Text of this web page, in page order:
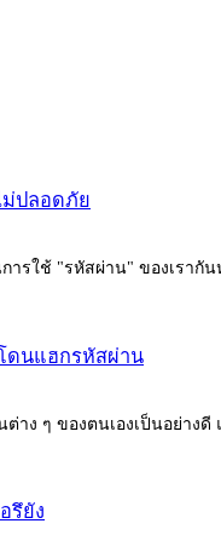
ม่ปลอดภัย
รใช้ "รหัสผ่าน" ของเรากั
ดนแฮกรหัสผ่าน
าง ๆ ของตนเองเป็นอย่าง
รึยัง